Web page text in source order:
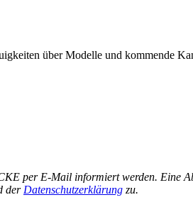
über Modelle und kommende
per E-Mail informiert werden. Eine
derDatenschutzerklärung zu.